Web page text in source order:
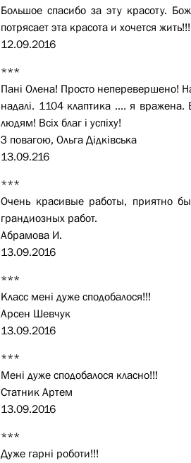
Большое спасибо за эту красоту.
потрясает эта красота и хочется жить!!!
12.09.2016
***
Пані Олена! Просто неперевершено!
надалі. 1104 клаптика .... я вражена.
людям! Всіх благ і успіху!
З повагою, Ольга Дідківська
13.09.216
***
Очень красивые работы, приятно
грандиозных работ.
Абрамова И.
13.09.2016
***
Класс мені дуже сподобалося!!!
Арсен Шевчук
13.09.2016
***
Мені дуже сподобалося класно!!!
Статник Артем
13.09.2016
***
Дуже гарні роботи!!!